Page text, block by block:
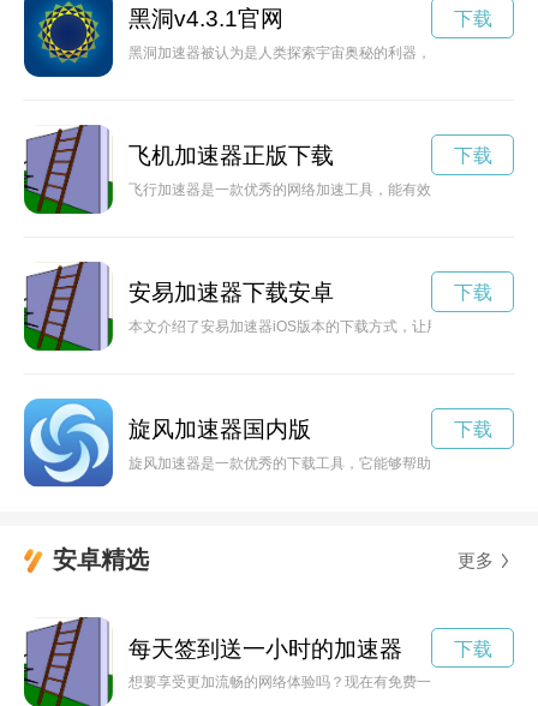
黑洞v4.3.1官网
黑洞加速器被认为是人类探索宇宙奥秘的利器，通过它，科学
下载
飞机加速器正版下载
飞行加速器是一款优秀的网络加速工具，能有效提升网络连接
下载
安易加速器下载安卓
本文介绍了安易加速器iOS版本的下载方式，让用户能够更快地
下载
旋风加速器国内版
旋风加速器是一款优秀的下载工具，它能够帮助用户加快下载
下载
安卓精选 更多
每天签到送一小时的加速器
想要享受更加流畅的网络体验吗？现在有免费一小时的加速器
下载